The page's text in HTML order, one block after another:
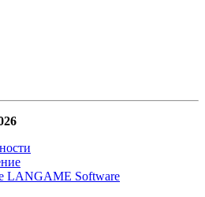
LANGAME Software